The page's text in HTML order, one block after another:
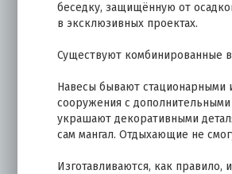
беседку, защищённую от
в эксклюзивных проектах.
Существуют комбинированные
Навесы бывают стационарными
сооружения с
украшают декоративными
сам мангал. Отдыхающие не
Изготавливаются, как правило,